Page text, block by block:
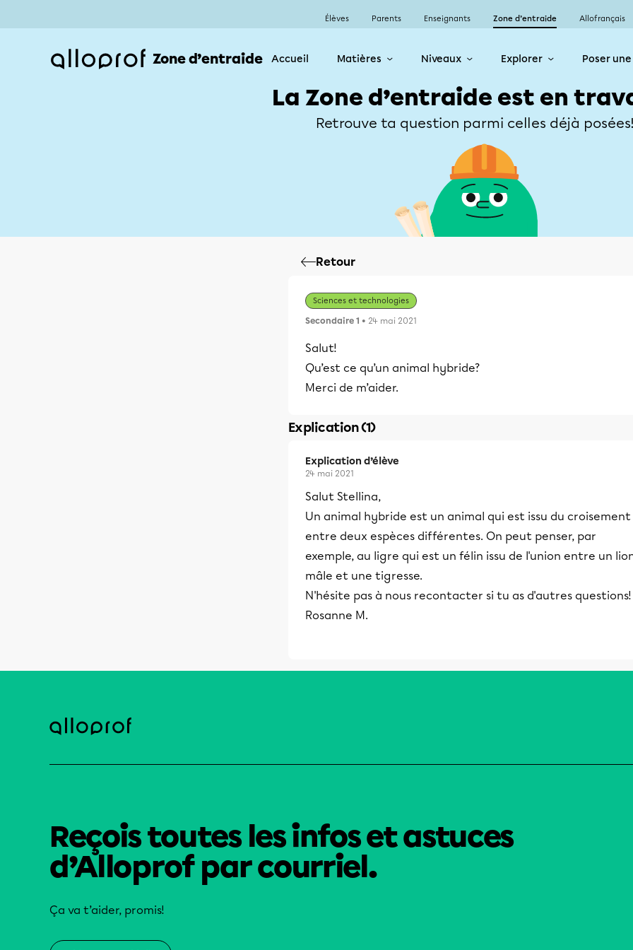
Élèves Parents Enseignants Zone d’entraide Allofrançais
Zone d’entraide Accueil Matières Niveaux Explorer Poser
La Zone d’entraide est en
Retrouve ta question parmi celles déjà
Retour
Sciences et technologies
Secondaire 1 • 24 mai 2021
Salut!
Qu’est ce qu’un animal hybride?
Merci de m’aider.
Explication (1)
Explication d’élève
24 mai 2021
Salut Stellina,
Un animal hybride est un animal qui est issu du croisement
entre deux espèces différentes. On peut penser, par
exemple, au ligre qui est un félin issu de l'union entre un
mâle et une tigresse.
N'hésite pas à nous recontacter si tu as d'autres questions!
Rosanne M.
Reçois toutes les infos et astuces
d’Alloprof par courriel.
Ça va t’aider, promis!